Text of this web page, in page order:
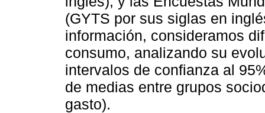
(GYTS por sus siglas en
información, consideramos
consumo, analizando su
intervalos de confianza al
de medias entre grupos
gasto).